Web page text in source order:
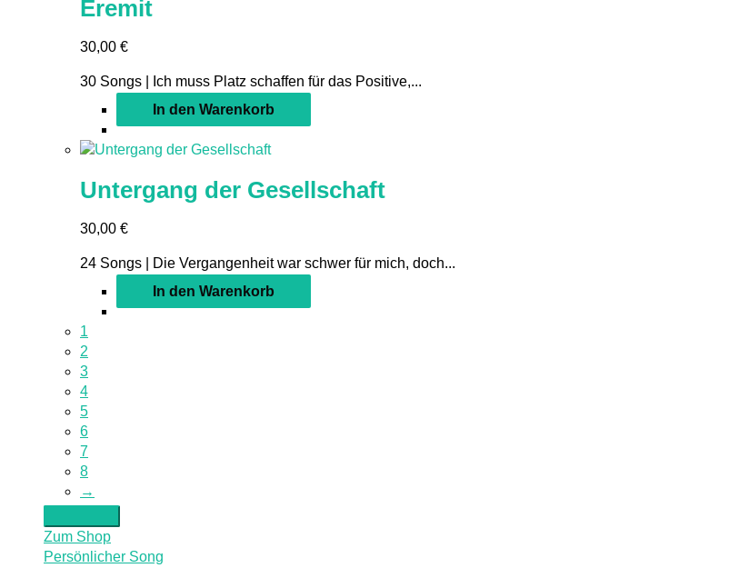
Eremit
30,00 €
30 Songs | Ich muss Platz schaffen für das Positive,...
In den Warenkorb
Untergang der Gesellschaft
30,00 €
24 Songs | Die Vergangenheit war schwer für mich, doch...
In den Warenkorb
1
2
3
4
5
6
7
8
→
Zum Shop
Persönlicher Song